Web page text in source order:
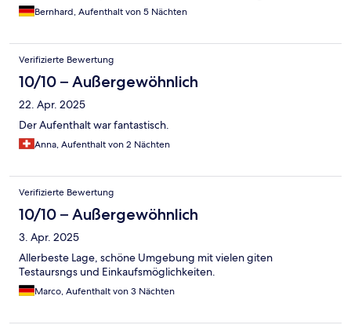
Bernhard, Aufenthalt von 5 Nächten
Verifizierte Bewertung
10/10 – Außergewöhnlich
22. Apr. 2025
Der Aufenthalt war fantastisch.
Anna, Aufenthalt von 2 Nächten
Verifizierte Bewertung
10/10 – Außergewöhnlich
3. Apr. 2025
Allerbeste Lage, schöne Umgebung mit vielen giten
Testaursngs und Einkaufsmöglichkeiten.
Marco, Aufenthalt von 3 Nächten